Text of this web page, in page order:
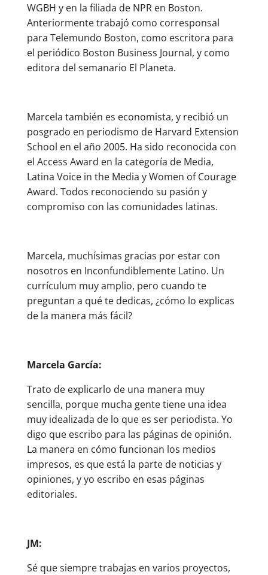
WGBH y en la filiada de NPR en Boston.
Anteriormente trabajó como corresponsal
para Telemundo Boston, como escritora para
el periódico Boston Business Journal, y como
editora del semanario El Planeta.
Marcela también es economista, y recibió un
posgrado en periodismo de Harvard Extension
School en el año 2005. Ha sido reconocida con
el Access Award en la categoría de Media,
Latina Voice in the Media y Women of Courage
Award. Todos reconociendo su pasión y
compromiso con las comunidades latinas.
Marcela, muchísimas gracias por estar con
nosotros en Inconfundiblemente Latino. Un
currículum muy amplio, pero cuando te
preguntan a qué te dedicas, ¿cómo lo explicas
de la manera más fácil?
Marcela García:
Trato de explicarlo de una manera muy
sencilla, porque mucha gente tiene una idea
muy idealizada de lo que es ser periodista. Yo
digo que escribo para las páginas de opinión.
La manera en cómo funcionan los medios
impresos, es que está la parte de noticias y
opiniones, y yo escribo en esas páginas
editoriales.
JM:
Sé que siempre trabajas en varios proyectos,